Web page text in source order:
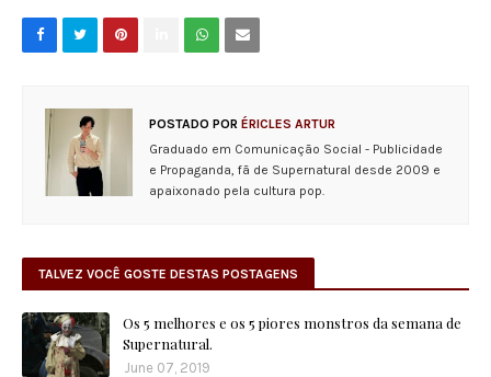
POSTADO POR ÉRICLES ARTUR
Graduado em Comunicação Social - Publicidade
e Propaganda, fã de Supernatural desde 2009 e
apaixonado pela cultura pop.
TALVEZ VOCÊ GOSTE DESTAS POSTAGENS
Os 5 melhores e os 5 piores monstros da semana de
Supernatural.
June 07, 2019